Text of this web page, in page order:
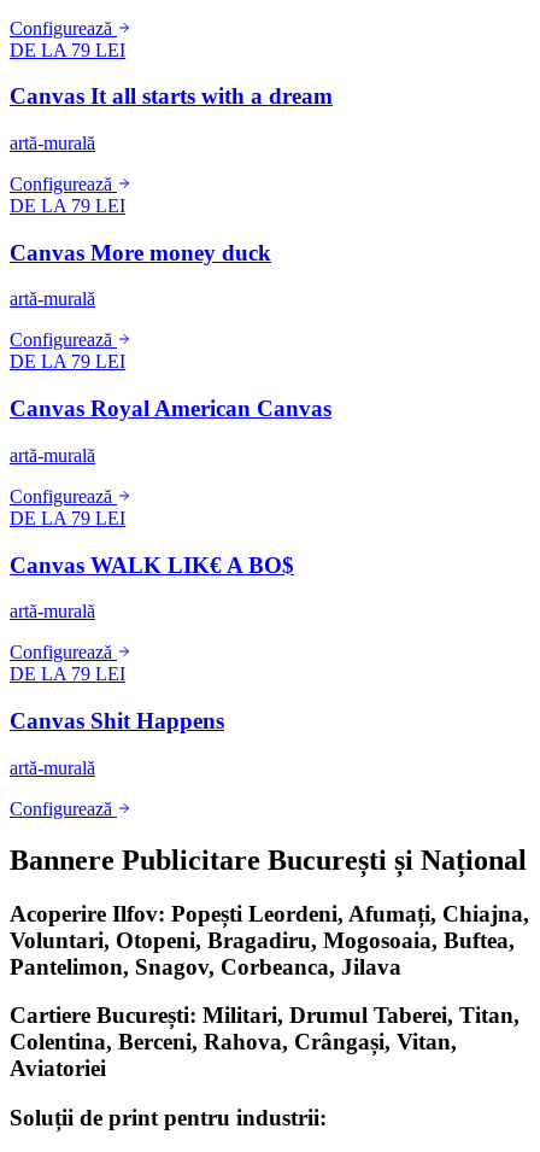
Configurează
DE LA 79 LEI
Canvas It all starts with a dream
artă-murală
Configurează
DE LA 79 LEI
Canvas More money duck
artă-murală
Configurează
DE LA 79 LEI
Canvas Royal American Canvas
artă-murală
Configurează
DE LA 79 LEI
Canvas WALK LIK€ A BO$
artă-murală
Configurează
DE LA 79 LEI
Canvas Shit Happens
artă-murală
Configurează
Bannere Publicitare București și Național
Acoperire Ilfov: Popești Leordeni, Afumați, Chiajna,
Voluntari, Otopeni, Bragadiru, Mogosoaia, Buftea,
Pantelimon, Snagov, Corbeanca, Jilava
Cartiere București: Militari, Drumul Taberei, Titan,
Colentina, Berceni, Rahova, Crângași, Vitan,
Aviatoriei
Soluții de print pentru industrii: